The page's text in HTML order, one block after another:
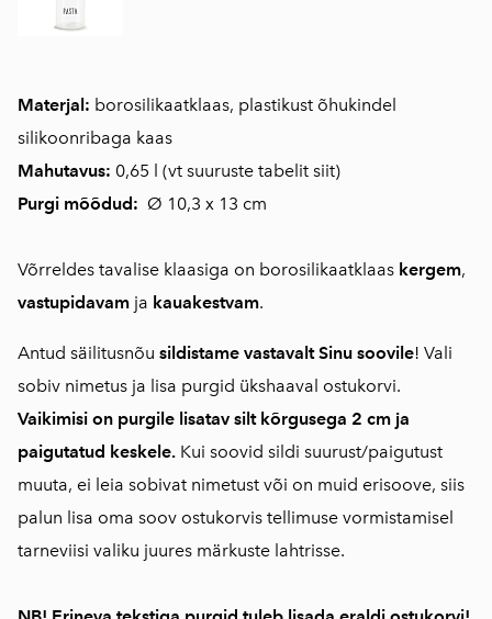
Materjal: borosilikaatklaas, plastikust õhukindel
silikoonribaga kaas
Mahutavus: 0,65 l (vt suuruste tabelit siit)
Purgi mõõdud: Ø 10,3 x 13 cm
Võrreldes tavalise klaasiga on borosilikaatklaas kergem,
vastupidavam ja kauakestvam.
Antud säilitusnõu sildistame vastavalt Sinu soovile! Vali
sobiv nimetus ja lisa purgid ükshaaval ostukorvi.
Vaikimisi on purgile lisatav silt kõrgusega 2 cm ja
paigutatud keskele. Kui soovid sildi suurust/paigutust
muuta, ei leia sobivat nimetust või on muid erisoove, siis
palun lisa oma soov ostukorvis tellimuse vormistamisel
tarneviisi valiku juures märkuste lahtrisse.